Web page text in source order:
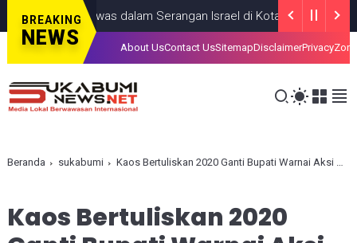
BREAKING
NEWS
Anak, Tewas dalam Serangan Israel di Kota Gaza GAZA JULY
About UsContact UsSitemapDisclaimerPrivacy
Beranda sukabumi Kaos Bertuliskan 2020 Ganti Bupati Warnai Aksi Demo Somasi di Pendopo
Kaos Bertuliskan 2020